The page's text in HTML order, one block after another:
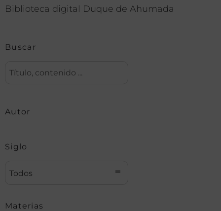
Biblioteca digital Duque de Ahumada
Buscar
Autor
Siglo
Todos
Materias